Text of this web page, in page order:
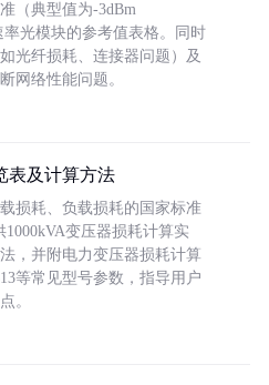
（典型值为-3dBm
光模块的参考值表格。同时
光纤损耗、连接器问题）及
网络性能问题。
表及计算方法
损耗、负载损耗的国家标准
1000kVA变压器损耗计算实
，并附电力变压器损耗计算
等常见型号参数，指导用户
。